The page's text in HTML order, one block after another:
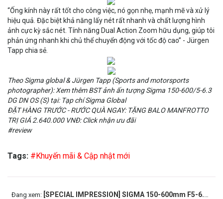
“Ống kính này rất tốt cho công việc, nó gọn nhẹ, mạnh mẽ và xử lý
hiệu quả. Đặc biệt khả năng lấy nét rất nhanh và chất lượng hình
ảnh cực kỳ sắc nét. Tính năng Dual Action Zoom hữu dụng, giúp tôi
phản ứng nhanh khi chủ thể chuyển động với tốc độ cao” - Jürgen
Tapp chia sẻ.
Theo Sigma global & Jürgen Tapp (Sports and motorsports
photographer): Xem thêm BST ảnh ấn tượng Sigma 150-600/5-6.3
DG DN OS (S) tại: Tạp chí Sigma Global
ĐẶT HÀNG TRƯỚC - RƯỚC QUÀ NGAY: TẶNG BALO MANFROTTO
TRỊ GIÁ 2.640.000 VNĐ:Click nhận ưu đãi
#review
Tags: #Khuyến mãi & Cập nhật mới
Đang xem: [SPECIAL IMPRESSION] SIGMA 150-600mm F5-6.3 DG DN OS | Sports x JURGEN TAPP